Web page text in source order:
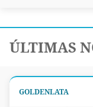
ÚLTIMAS
GOLDENLATA